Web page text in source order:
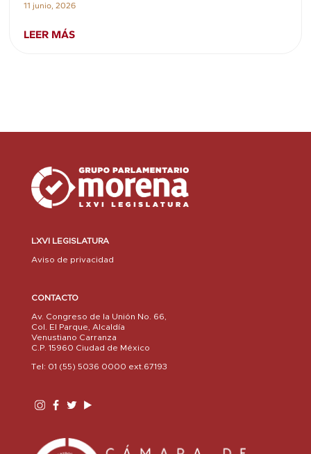
11 junio, 2026
LEER MÁS
LXVI LEGISLATURA
Aviso de privacidad
CONTACTO
Av. Congreso de la Unión No. 66,
Col. El Parque, Alcaldía
Venustiano Carranza
C.P. 15960 Ciudad de México
Tel: 01 (55) 5036 0000 ext.67193